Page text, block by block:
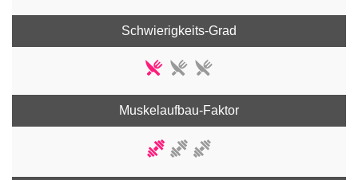
Schwierigkeits-Grad
Muskelaufbau-Faktor